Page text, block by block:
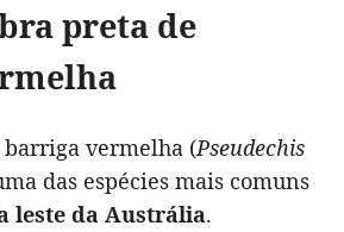
preta de
vermelha (Pseudechis
das espécies mais comuns
leste da Austrália.